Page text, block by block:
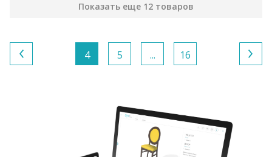
Показать еще 12 товаров
4 5 ... 16